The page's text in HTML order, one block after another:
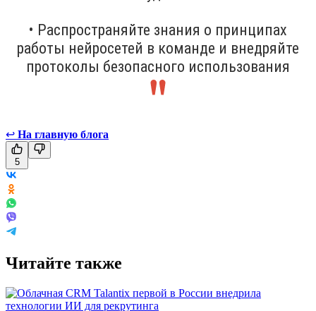
• Распространяйте знания о принципах
работы нейросетей в команде и внедряйте
протоколы безопасного использования
↩ На главную блога
5
Читайте также